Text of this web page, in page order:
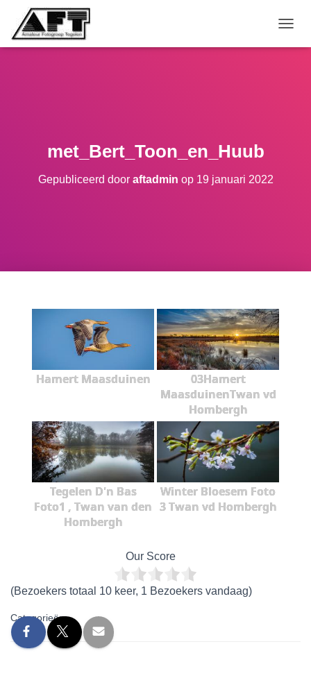
met_Bert_Toon_en_Huub
Gepubliceerd door aftadmin op 19 januari 2022
Hamert Maasduinen
03Hamert
MaasduinenTwan vd
Hombergh
Tegelen D'n Bas
Foto1 , Twan van den
Hombergh
Winter Bloesem Foto
3 Twan vd Hombergh
Our Score
(Bezoekers totaal 10 keer, 1 Bezoekers vandaag)
Categorieën: